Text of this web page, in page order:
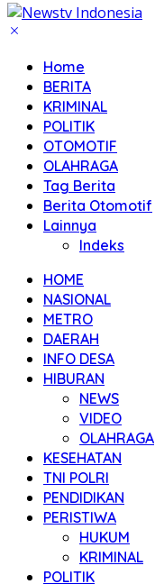
Home
BERITA
KRIMINAL
POLITIK
OTOMOTIF
OLAHRAGA
Tag Berita
Berita Otomotif
Lainnya
Indeks
HOME
NASIONAL
METRO
DAERAH
INFO DESA
HIBURAN
NEWS
VIDEO
OLAHRAGA
KESEHATAN
TNI POLRI
PENDIDIKAN
PERISTIWA
HUKUM
KRIMINAL
POLITIK